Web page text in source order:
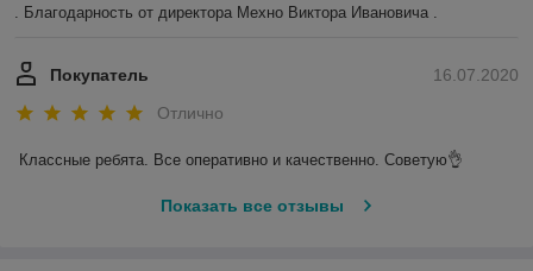
. Благодарность от директора Мехно Виктора Ивановича .
16.07.2020
Покупатель
Отлично
Классные ребята. Все оперативно и качественно. Советую👌
Показать все отзывы